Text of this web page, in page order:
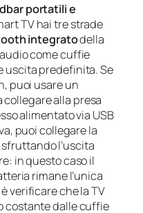
portatili e
TV hai tre strade
integratodella
come cuffie
uscita predefinita. Se
puoi usare un
collegare alla presa
alimentato via USB
puoi collegare la
sfruttando l’uscita
in questo caso il
rimane l’unica
verificare che la TV
costante dalle cuffie